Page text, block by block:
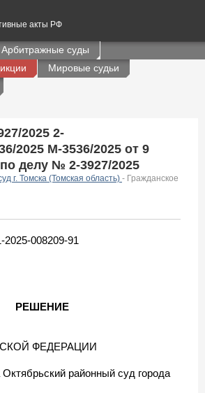
акты РФ
Арбитражные суды
Мировые судьи
2025 2-
2025 М-3536/2025 от 9
делу № 2-3927/2025
г. Томска (Томская область) - Гражданское
008209-91
РЕШЕНИЕ
ФЕДЕРАЦИИ
Октябрьский районный суд города